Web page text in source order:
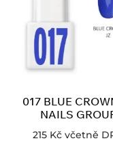
017 BLUE
NAILS
215 Kč včetně